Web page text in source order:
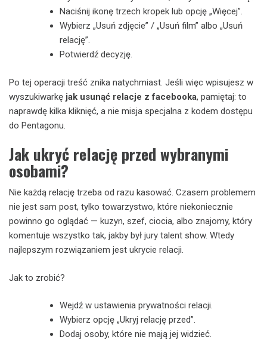
Naciśnij ikonę trzech kropek lub opcję „Więcej”.
Wybierz „Usuń zdjęcie” / „Usuń film” albo „Usuń
relację”.
Potwierdź decyzję.
Po tej operacji treść znika natychmiast. Jeśli więc wpisujesz w
wyszukiwarkę jak usunąć relacje z facebooka, pamiętaj: to
naprawdę kilka kliknięć, a nie misja specjalna z kodem dostępu
do Pentagonu.
Jak ukryć relację przed wybranymi
osobami?
Nie każdą relację trzeba od razu kasować. Czasem problemem
nie jest sam post, tylko towarzystwo, które niekoniecznie
powinno go oglądać — kuzyn, szef, ciocia, albo znajomy, który
komentuje wszystko tak, jakby był jury talent show. Wtedy
najlepszym rozwiązaniem jest ukrycie relacji.
Jak to zrobić?
Wejdź w ustawienia prywatności relacji.
Wybierz opcję „Ukryj relację przed”.
Dodaj osoby, które nie mają jej widzieć.